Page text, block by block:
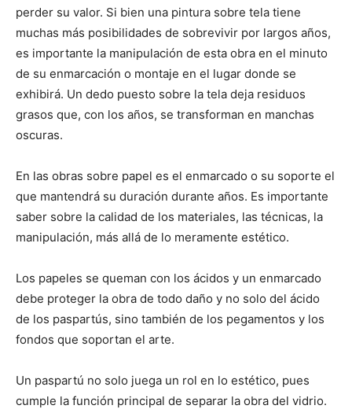
perder su valor. Si bien una pintura sobre tela tiene
muchas más posibilidades de sobrevivir por largos años,
es importante la manipulación de esta obra en el minuto
de su enmarcación o montaje en el lugar donde se
exhibirá. Un dedo puesto sobre la tela deja residuos
grasos que, con los años, se transforman en manchas
oscuras.
En las obras sobre papel es el enmarcado o su soporte el
que mantendrá su duración durante años. Es importante
saber sobre la calidad de los materiales, las técnicas, la
manipulación, más allá de lo meramente estético.
Los papeles se queman con los ácidos y un enmarcado
debe proteger la obra de todo daño y no solo del ácido
de los paspartús, sino también de los pegamentos y los
fondos que soportan el arte.
Un paspartú no solo juega un rol en lo estético, pues
cumple la función principal de separar la obra del vidrio.